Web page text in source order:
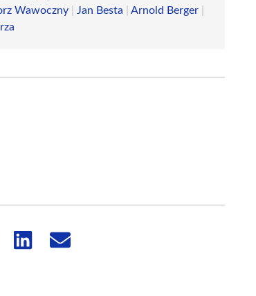
Wawoczny Jan Besta |Arnold Berger
Share
Share